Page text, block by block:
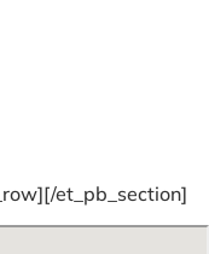
et_pb_section]